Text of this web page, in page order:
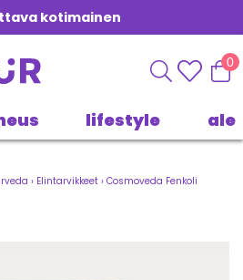
kotimainen
0
lifestyle ale
› Elintarvikkeet › Cosmoveda Fenkoli